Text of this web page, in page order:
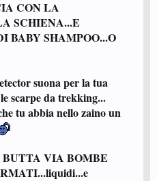
CON LA
SCHIENA...E
BABY SHAMPOO...O
suona per la tua
scarpe da trekking...
tu abbia nello zaino un
VIA BOMBE